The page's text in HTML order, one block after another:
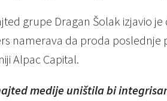
grupe Dragan Šolak izjavio
namerava da proda poslednje
Alpac Capital.
medije uništila bi